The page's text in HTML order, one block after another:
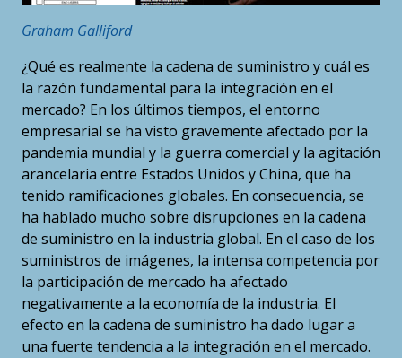
Graham Galliford
¿Qué es realmente la cadena de suministro y cuál es
la razón fundamental para la integración en el
mercado? En los últimos tiempos, el entorno
empresarial se ha visto gravemente afectado por la
pandemia mundial y la guerra comercial y la agitación
arancelaria entre Estados Unidos y China, que ha
tenido ramificaciones globales. En consecuencia, se
ha hablado mucho sobre disrupciones en la cadena
de suministro en la industria global. En el caso de los
suministros de imágenes, la intensa competencia por
la participación de mercado ha afectado
negativamente a la economía de la industria. El
efecto en la cadena de suministro ha dado lugar a
una fuerte tendencia a la integración en el mercado.